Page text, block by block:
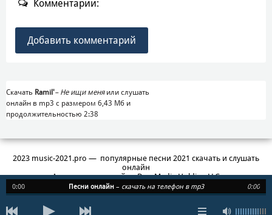
Комментарии:
Добавить комментарий
Скачать Ramil'– Не ищи меняили слушать
онлайн в mp3 с размером 6,43 Mб и
продолжительностью 2:38
2023 music-2021.pro — популярные песни 2021 скачать и слушать
онлайн
Администратор сайта: Duo Media Holding LLC
3, Central Saint Giles Piazza, St Giles High St, London WC2H 8AG
info@1mp3.site
0:00 0:00
Песни онлайн – скачать на телефон в mp3